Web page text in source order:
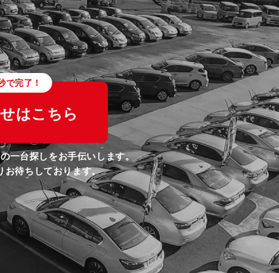
で完了！
はこちら
一台探しをお手伝いします。
お待ちしております。